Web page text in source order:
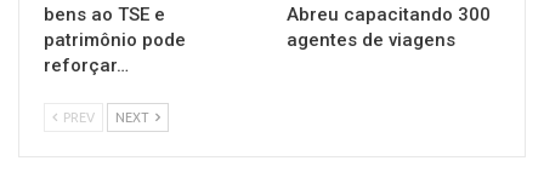
bens ao TSE e
patrimônio pode
reforçar…
Abreu capacitando 300
agentes de viagens
PREV NEXT